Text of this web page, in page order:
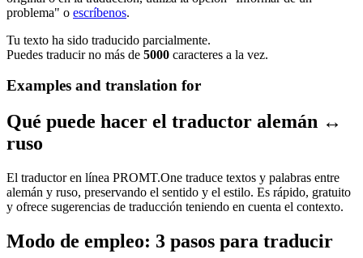
problema" o escríbenos.
Tu texto ha sido traducido parcialmente.
Puedes traducir no más de 5000 caracteres a la vez.
Examples and translation for
Qué puede hacer el traductor alemán ↔
ruso
El traductor en línea PROMT.One traduce textos y palabras entre
alemán y ruso, preservando el sentido y el estilo. Es rápido, gratuito
y ofrece sugerencias de traducción teniendo en cuenta el contexto.
Modo de empleo: 3 pasos para traducir